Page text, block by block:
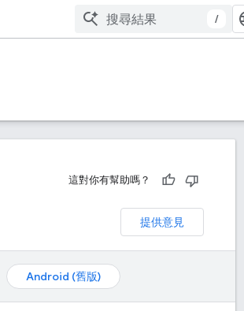
/
這對你有幫助嗎？
提供意見
Android (舊版)